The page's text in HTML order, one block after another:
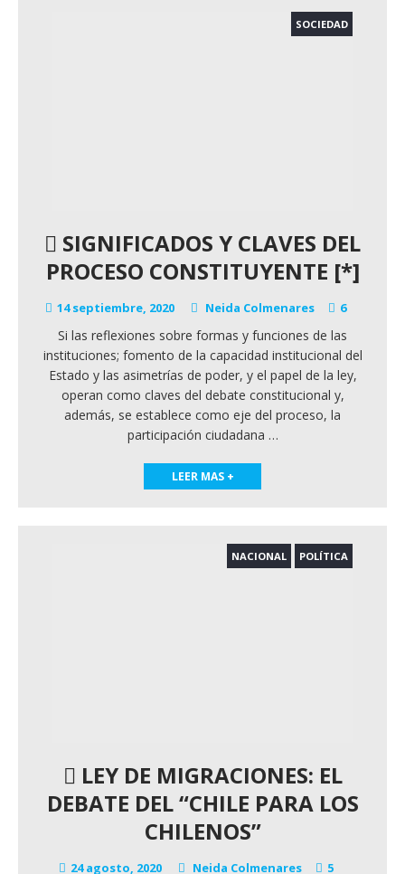
SOCIEDAD
SIGNIFICADOS Y CLAVES DEL
PROCESO CONSTITUYENTE [*]
14 septiembre, 2020 Neida Colmenares 6
Si las reflexiones sobre formas y funciones de las
instituciones; fomento de la capacidad institucional del
Estado y las asimetrías de poder, y el papel de la ley,
operan como claves del debate constitucional y,
además, se establece como eje del proceso, la
participación ciudadana …
LEER MAS +
NACIONAL POLÍTICA
LEY DE MIGRACIONES: EL
DEBATE DEL “CHILE PARA LOS
CHILENOS”
24 agosto, 2020 Neida Colmenares 5